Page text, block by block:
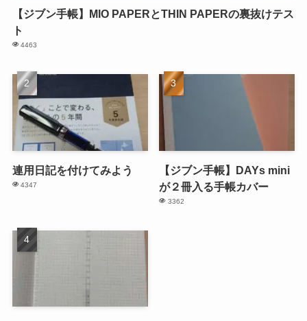
【ジブン手帳】MIO PAPERとTHIN PAPERの裏抜けテス
ト
4463
連用日記を付けてみよう
4347
【ジブン手帳】DAYs mini
が２冊入る手帳カバー
3362